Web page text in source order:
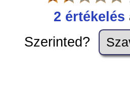
2 értékelés
Szerinted?